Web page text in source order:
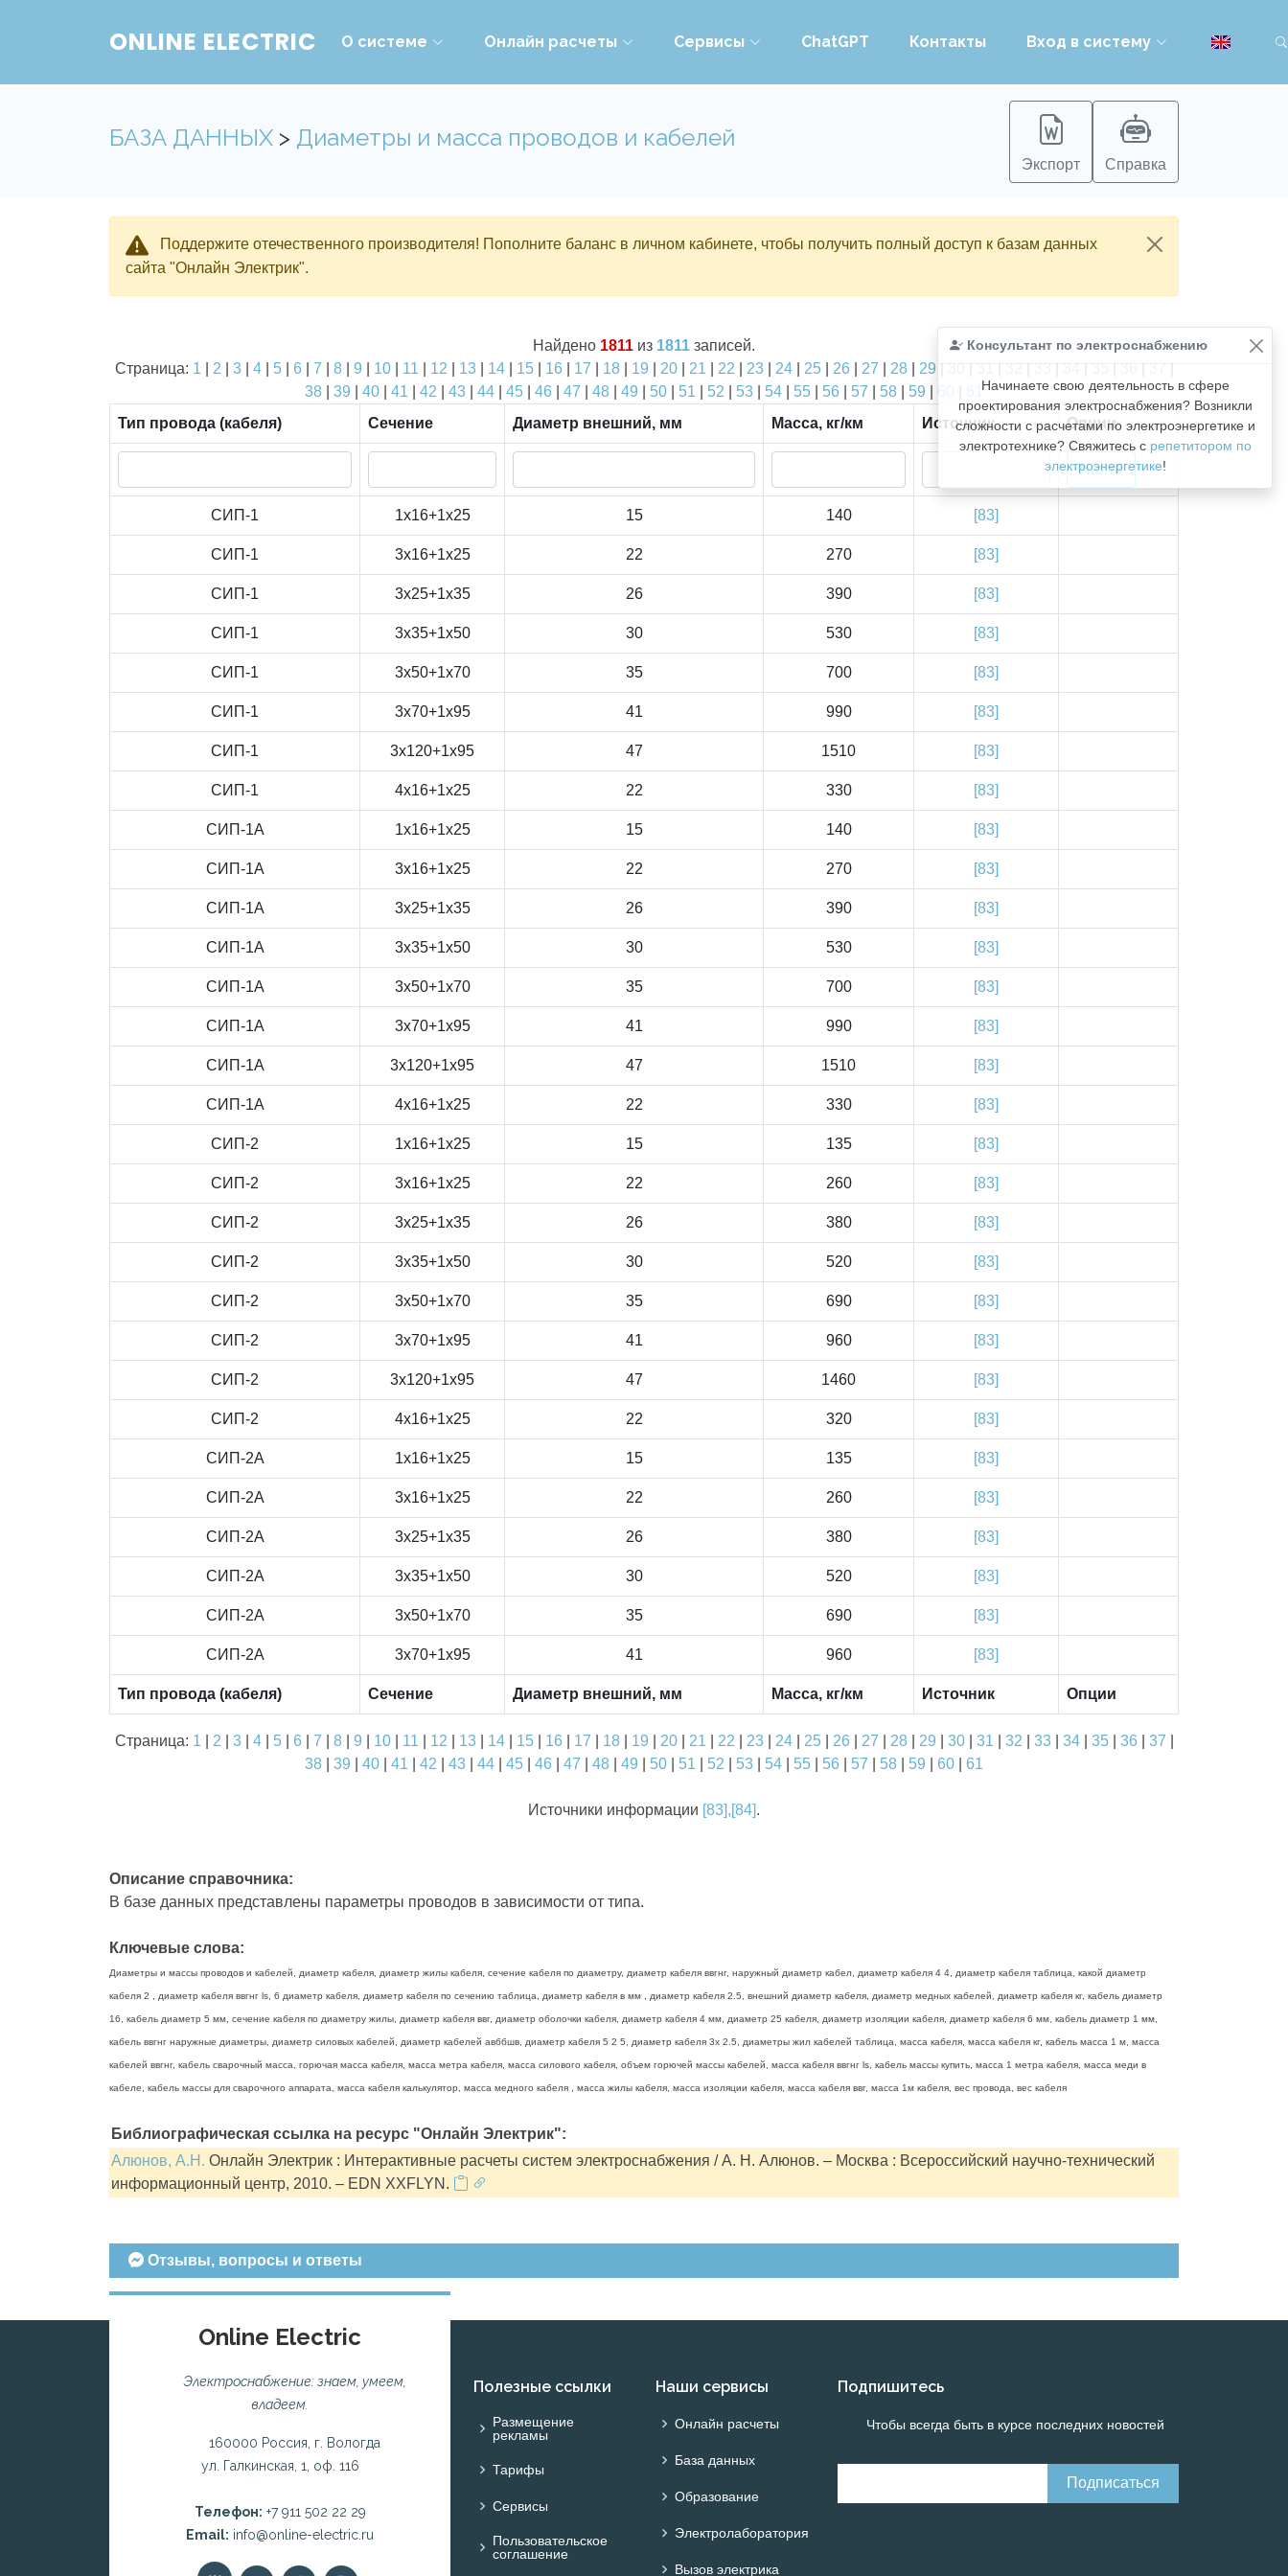
ONLINE ELECTRIC О системе Онлайн расчеты Сервисы ChatGPT Контакты Вход в систему
БАЗА ДАННЫХ > Диаметры и масса проводов и кабелей
Экспорт Справка
Поддержите отечественного производителя! Пополните баланс в личном кабинете, чтобы получить полный доступ к базам данных
сайта "Онлайн Электрик".
Консультант по электроснабжению
Начинаете свою деятельность в сфере
проектирования электроснабжения? Возникли
сложности с расчетами по электроэнергетике и
электротехнике? Свяжитесь с репетитором по
электроэнергетике!
Найдено 1811 из 1811 записей.
Страница: 1 2 3| 4| 5| 6 7 8| 9 10| 11 12 13| 14| 15| 16 17 18| 19 20| 21 22 23| 24| 25| 26 27 28| 29 | 30 | 31 | 32 | 33 | 34 | 35 | 36 | 37 |
38
39 40 41 42 43 44 45 46 47 48 49 50 51 52 53 54 55 56 57 58 59 60
61
Тип провода (кабеля)
Сечение Диаметр внешний, мм Масса, кг/км Источник Опции
СИП-1 1x16+1x25 15 140 [83]
СИП-1 3x16+1x25 22 270 [83]
СИП-1 3x25+1x35 26 390 [83]
СИП-1 3x35+1x50 30 530 [83]
СИП-1 3x50+1x70 35 700 [83]
СИП-1 3x70+1x95 41 990 [83]
СИП-1 3x120+1x95 47 1510 [83]
СИП-1 4x16+1x25 22 330 [83]
СИП-1А 1x16+1x25 15 140 [83]
СИП-1А 3x16+1x25 22 270 [83]
СИП-1А 3x25+1x35 26 390 [83]
СИП-1А 3x35+1x50 30 530 [83]
СИП-1А 3x50+1x70 35 700 [83]
СИП-1А 3x70+1x95 41 990 [83]
СИП-1А 3x120+1x95 47 1510 [83]
СИП-1А 4x16+1x25 22 330 [83]
СИП-2 1x16+1x25 15 135 [83]
СИП-2 3x16+1x25 22 260 [83]
СИП-2 3x25+1x35 26 380 [83]
СИП-2 3x35+1x50 30 520 [83]
СИП-2 3x50+1x70 35 690 [83]
СИП-2 3x70+1x95 41 960 [83]
СИП-2 3x120+1x95 47 1460 [83]
СИП-2 4x16+1x25 22 320 [83]
СИП-2А 1x16+1x25 15 135 [83]
СИП-2А 3x16+1x25 22 260 [83]
СИП-2А 3x25+1x35 26 380 [83]
СИП-2А 3x35+1x50 30 520 [83]
СИП-2А 3x50+1x70 35 690 [83]
СИП-2А 3x70+1x95 41 960 [83]
Тип провода (кабеля) Сечение Диаметр внешний, мм Масса, кг/км Источник Опции
Страница: 1 2 3| 4| 5| 6 7 8| 9 10| 11 12 13| 14| 15| 16 17 18| 19 20| 21 22 23| 24| 25| 26 27 28| 29 30| 31 32 33| 34| 35| 36 37
38
39 40 41 42 43 44 45 46 47 48 49 50 51 52 53 54 55 56 57 58 59 60 61
Источники информации [83],[84].
Описание справочника:
В базе данных представлены параметры проводов в зависимости от типа.
Ключевые слова:
Диаметры и массы проводов и кабелей, диаметр кабеля, диаметр жилы кабеля, сечение кабеля по диаметру, диаметр кабеля ввгнг, наружный диаметр кабел, диаметр кабеля 4 4, диаметр кабеля таблица, какой диаметр
кабеля 2 , диаметр кабеля ввгнг ls, 6 диаметр кабеля, диаметр кабеля по сечению таблица, диаметр кабеля в мм , диаметр кабеля 2.5, внешний диаметр кабеля, диаметр медных кабелей, диаметр кабеля кг, кабель диаметр
16, кабель диаметр 5 мм, сечение кабеля по диаметру жилы, диаметр кабеля ввг, диаметр оболочки кабеля, диаметр кабеля 4 мм, диаметр 25 кабеля, диаметр изоляции кабеля, диаметр кабеля 6 мм, кабель диаметр 1 мм,
кабель ввгнг наружные диаметры, диаметр силовых кабелей, диаметр кабелей авббшв, диаметр кабеля 5 2 5, диаметр кабеля 3х 2.5, диаметры жил кабелей таблица, масса кабеля, масса кабеля кг, кабель масса 1 м, масса
кабелей ввгнг, кабель сварочный масса, горючая масса кабеля, масса метра кабеля, масса силового кабеля, объем горючей массы кабелей, масса кабеля ввгнг ls, кабель массы купить, масса 1 метра кабеля, масса меди в
кабеле, кабель массы для сварочного аппарата, масса кабеля калькулятор, масса медного кабеля , масса жилы кабеля, масса изоляции кабеля, масса кабеля ввг, масса 1м кабеля, вес провода, вес кабеля
Библиографическая ссылка на ресурс "Онлайн Электрик":
Алюнов, А.Н. Онлайн Электрик : Интерактивные расчеты систем электроснабжения / А. Н. Алюнов. – Москва : Всероссийский научно-технический
информационный центр, 2010. – EDN XXFLYN.
Отзывы, вопросы и ответы
Online Electric
Электроснабжение: знаем, умеем,
владеем.
160000 Россия, г. Вологда
ул. Галкинская, 1, оф. 116
Телефон: +7 911 502 22 29
Email: info@online-electric.ru
Полезные ссылки
Размещение
рекламы
Тарифы
Сервисы
Пользовательское
соглашение
Наши сервисы
Онлайн расчеты
База данных
Образование
Электролаборатория
Вызов электрика
Подпишитесь
Чтобы всегда быть в курсе последних новостей